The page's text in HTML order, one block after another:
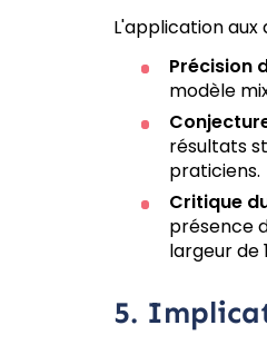
L'application aux
Précision
modèle
résultats
praticiens.
Critique
présence
largeur de
5.